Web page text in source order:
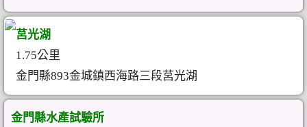
莒光湖
1.75公里
金門縣893金城鎮西海路三段莒光湖
金門縣水產試驗所